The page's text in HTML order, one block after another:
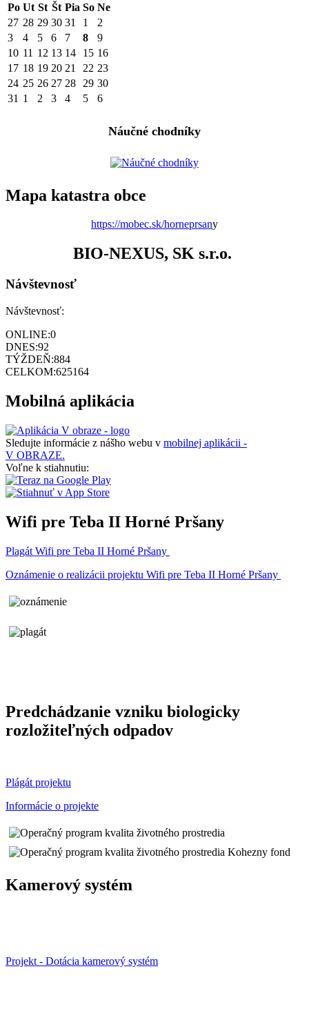
Po Ut St Št Pia So Ne
27 28 29 30 31 1
2
3
4 5 6 7 8
9
10 11 12 13 14 15 16
17 18 19 20 21 22 23
24 25 26 27 28 29 30
31 1 2 3 4 5 6
Náučné chodníky
Mapa katastra obce
https://mobec.sk/horneprsany
BIO-NEXUS, SK s.r.o.
Návštevnosť
Návštevnosť:
ONLINE:0
DNES:92
TÝŽDEŇ:884
CELKOM:625164
Mobilná aplikácia
Sledujte informácie z nášho webu v mobilnej aplikácii -
V OBRAZE.
Voľne k stiahnutiu:
Wifi pre Teba II Horné Pršany
Plagát Wifi pre Teba II Horné Pršany
Oznámenie o realizácii projektu Wifi pre Teba II Horné Pršany
Predchádzanie vzniku biologicky
rozložiteľných odpadov
Plágát projektu
Informácie o projekte
Kamerový systém
Projekt - Dotácia kamerový systém